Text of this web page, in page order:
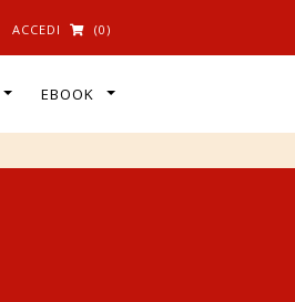
ACCEDI (0)
EBOOK